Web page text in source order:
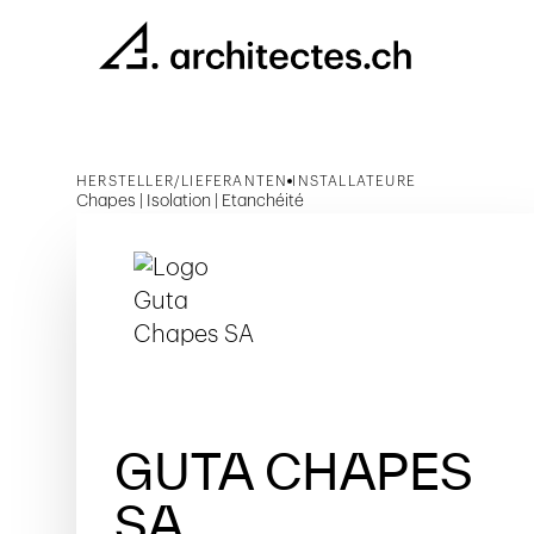
HERSTELLER/LIEFERANTEN INSTALLATEURE
Chapes | Isolation | Etanchéité
GUTA CHAPES